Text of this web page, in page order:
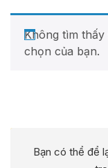
Không tìm
chọn của bạn.
Bạn có thể để